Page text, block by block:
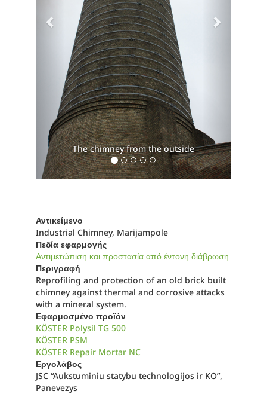
The chimney from the outside
Αντικείμενο
Industrial Chimney, Marijampole
Πεδία εφαρμογής
Αντιμετώπιση και προστασία από έντονη διάβρωση
Περιγραφή
Reprofiling and protection of an old brick built
chimney against thermal and corrosive attacks
with a mineral system.
Εφαρμοσμένο προϊόν
KÖSTER Polysil TG 500
KÖSTER PSM
KÖSTER Repair Mortar NC
Εργολάβος
JSC “Aukstuminiu statybu technologijos ir KO”,
Panevezys